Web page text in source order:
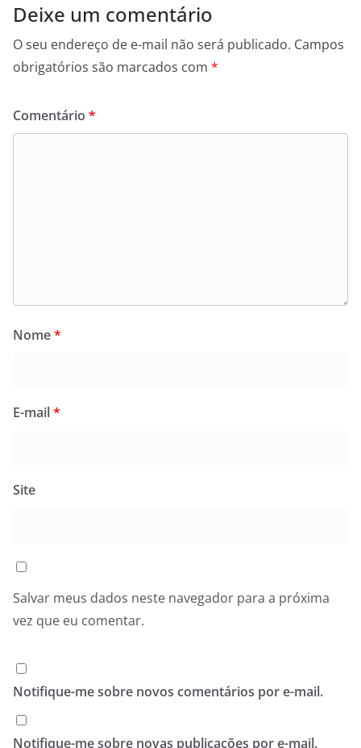
Deixe um comentário
O seu endereço de e-mail não será publicado. Campos
obrigatórios são marcados com *
Comentário *
Nome*
E-mail*
Site
Salvar meus dados neste navegador para a próxima
vez que eu comentar.
Notifique-me sobre novos comentários por e-mail.
Notifique-me sobre novas publicações por e-mail.